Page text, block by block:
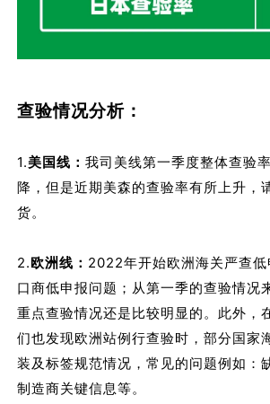
查验情况分析：
1.美国线：我司美线第一季度整体查验
降，但是近期美森的查验率有所上升，
货。
2.欧洲线： 2022年开始欧洲海关严查
口商低申报问题；从第一季的查验情况
重点查验情况还是比较明显的。此外，
们也发现欧洲站例行查验时，部分国家
装及标签规范情况，常见的问题例如：
制造商关键信息等。